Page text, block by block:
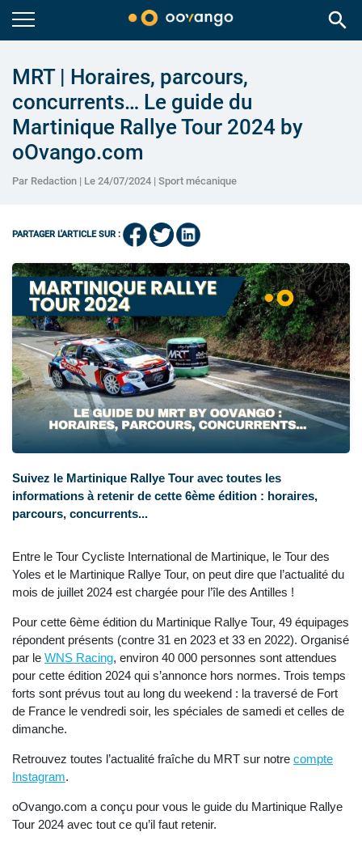
search
MRT | Horaires, parcours,
concurrents… Le guide du
Martinique Rallye Tour 2024 by
oOvango.com
Par Redaction | Le 24/07/2024 | Sport mécanique
PARTAGER L'ARTICLE SUR :
Suivez le Martinique Rallye Tour avec toutes les
informations à retenir de cette 6ème édition : horaires,
parcours, concurrents...
Entre le Tour Cycliste International de Martinique, le Tour des
Yoles et le Martinique Rallye Tour, on peut dire que l’actualité du
mois de juillet 2024 est chargée pour l’île des Antilles !
Pour cette 6ème édition du Martinique Rallye Tour, 49 équipages
répondent présents (contre 31 en 2023 et 33 en 2022). Organisé
par le WNS Racing, environ 40 000 personnes sont attendues
pour cette édition 2024 qui s’annonce hors normes. Trois temps
forts sont prévus tout au long du weekend : la traversé de Fort
de France le vendredi soir, les spéciales de samedi et celles de
dimanche.
Retrouvez toutes l’actualité fraîche du MRT sur notre compte
Instagram.
oOvango.com a conçu pour vous le guide du Martinique Rallye
Tour 2024 avec tout ce qu’il faut retenir.